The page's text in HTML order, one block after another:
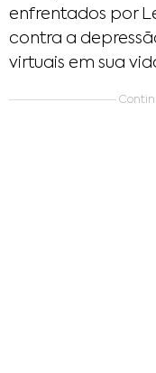
enfrentados por
contra a
virtuais em sua